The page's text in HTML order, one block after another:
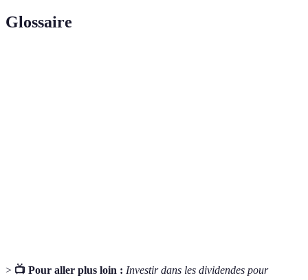
Glossaire
> 📺 Pour aller plus loin : Investir dans les dividendes pour